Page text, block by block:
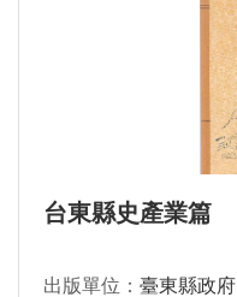
台東縣史產業篇
出版單位： 臺東縣政府